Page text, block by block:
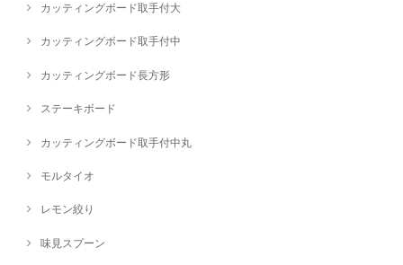
カッティングボード取手付大
カッティングボード取手付中
カッティングボード長方形
ステーキボード
カッティングボード取手付中丸
モルタイオ
レモン絞り
味見スプーン